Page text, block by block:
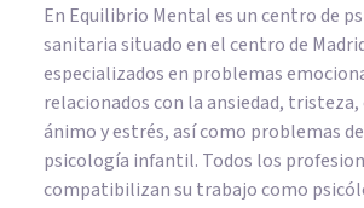
En Equilibrio Mental es un centro de
sanitaria situado en el centro de
especializados en problemas
relacionados con la ansiedad, tristeza,
ánimo y estrés, así como problemas
psicología infantil. Todos los
compatibilizan su trabajo como